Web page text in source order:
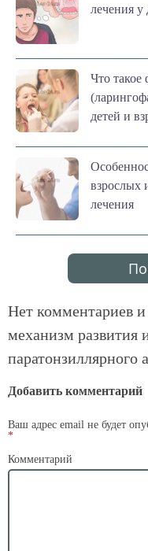
лечения у
Что такое
детей и
взрослых
лечения
Нет комментариев и
механизм развития
паратонзиллярного
Добавить комментарий
Ваш адрес email не будет
*
Комментарий